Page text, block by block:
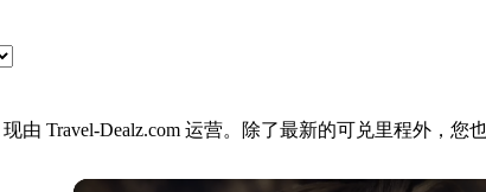
现由 Travel-Dealz.com 运营。除了最新的可兑里程外，